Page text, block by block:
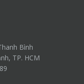
Bình
TP. HCM